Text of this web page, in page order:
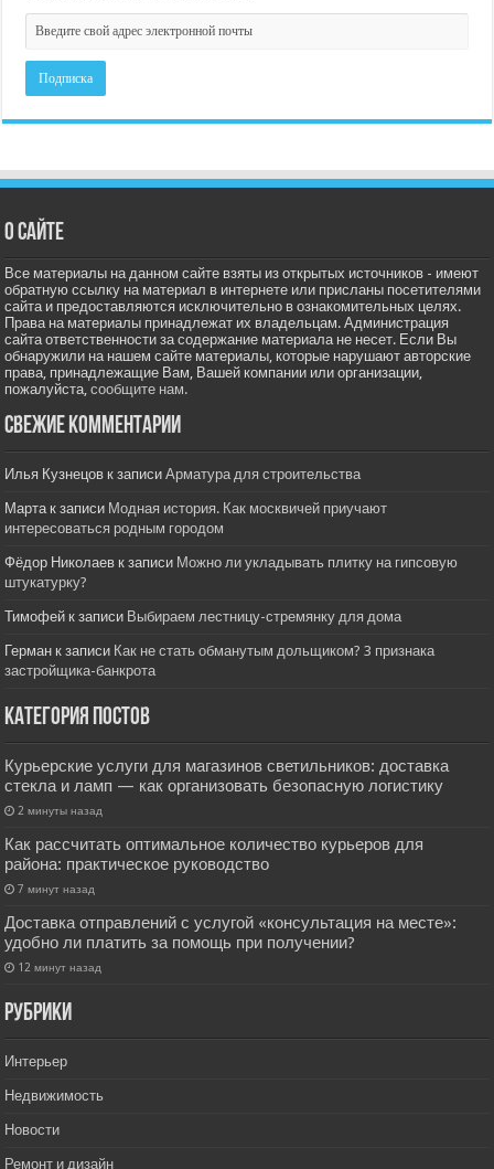
О сайте
Все материалы на данном сайте взяты из открытых источников - имеют
обратную ссылку на материал в интернете или присланы посетителями
сайта и предоставляются исключительно в ознакомительных целях.
Права на материалы принадлежат их владельцам. Администрация
сайта ответственности за содержание материала не несет. Если Вы
обнаружили на нашем сайте материалы, которые нарушают авторские
права, принадлежащие Вам, Вашей компании или организации,
пожалуйста,сообщите нам.
Свежие комментарии
Илья Кузнецов к записиАрматура для строительства
Марта к записи Модная история. Как москвичей приучают
интересоваться родным городом
Фёдор Николаев к записи Можно ли укладывать плитку на гипсовую
штукатурку?
Тимофей к записи Выбираем лестницу-стремянку для дома
Герман к записи Как не стать обманутым дольщиком? 3 признака
застройщика-банкрота
Категория постов
Курьерские услуги для магазинов светильников: доставка
стекла и ламп — как организовать безопасную логистику
2 минуты назад
Как рассчитать оптимальное количество курьеров для
района: практическое руководство
7 минут назад
Доставка отправлений с услугой «консультация на месте»:
удобно ли платить за помощь при получении?
12 минут назад
РУбрики
Интерьер
Недвижимость
Новости
Ремонт и дизайн